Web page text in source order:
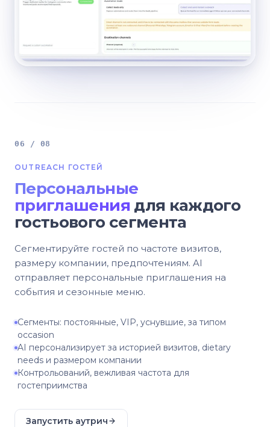
06 / 08
OUTREACH ГОСТЕЙ
Персональные
приглашения для каждого
гостьового сегмента
Сегментируйте гостей по частоте визитов,
размеру компании, предпочтениям. AI
отправляет персональные приглашения на
события и сезонные меню.
Сегменты: постоянные, VIP, уснувшие, за типом
occasion
AI персонализирует за историей визитов, dietary
needs и размером компании
Контрольований, вежливая частота для
гостеприимства
Запустить аутрич